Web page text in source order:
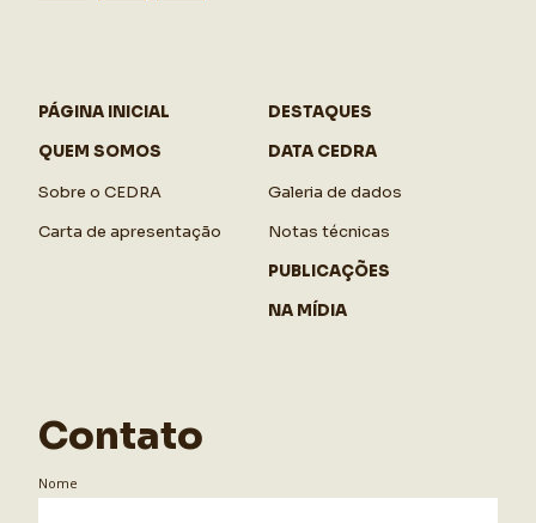
PÁGINA INICIAL
QUEM SOMOS
Sobre o CEDRA
Carta de apresentação
DESTAQUES
DATA CEDRA
Galeria de dados
Notas técnicas
PUBLICAÇÕES
NA MÍDIA
Contato
Nome